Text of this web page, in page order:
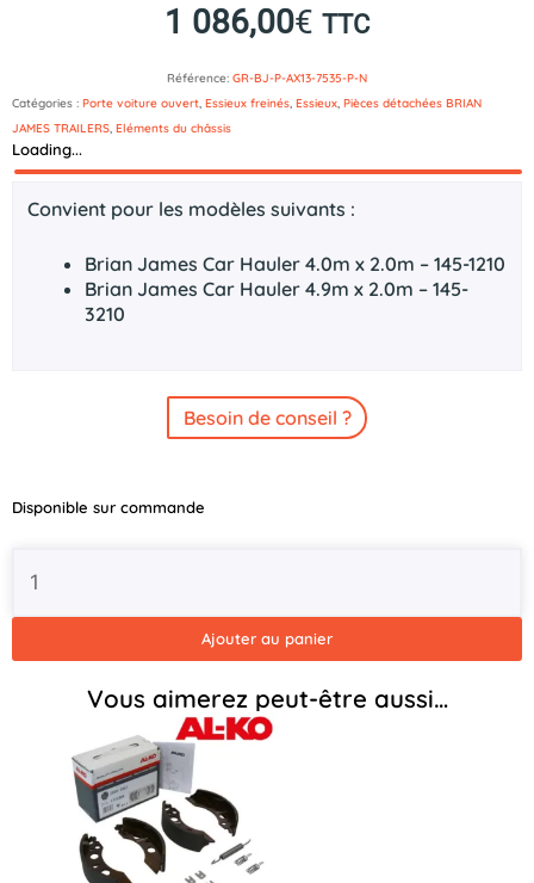
1 086,00€ TTC
Référence: GR-BJ-P-AX13-7535-P-N
Catégories : Porte voiture ouvert, Essieux freinés, Essieux, Pièces détachées BRIAN
JAMES TRAILERS, Eléments du châssis
Loading...
Description
Convient pour les modèles suivants :
Brian James Car Hauler 4.0m x 2.0m – 145-1210
Brian James Car Hauler 4.9m x 2.0m – 145-
3210
Besoin de conseil ?
Disponible sur commande
quantité
ALKO
1925mm
Ajouter au panier
Vous aimerez peut-être aussi…